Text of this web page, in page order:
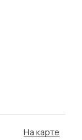
На карте